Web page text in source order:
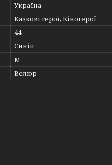
Україна
Казкові герої, Кіногерої
44
Синій
M
Велюр